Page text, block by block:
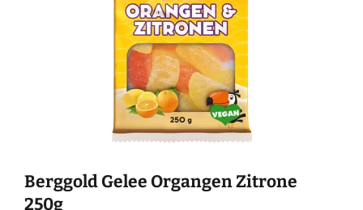
Berggold Gelee Organgen Zitrone
250g